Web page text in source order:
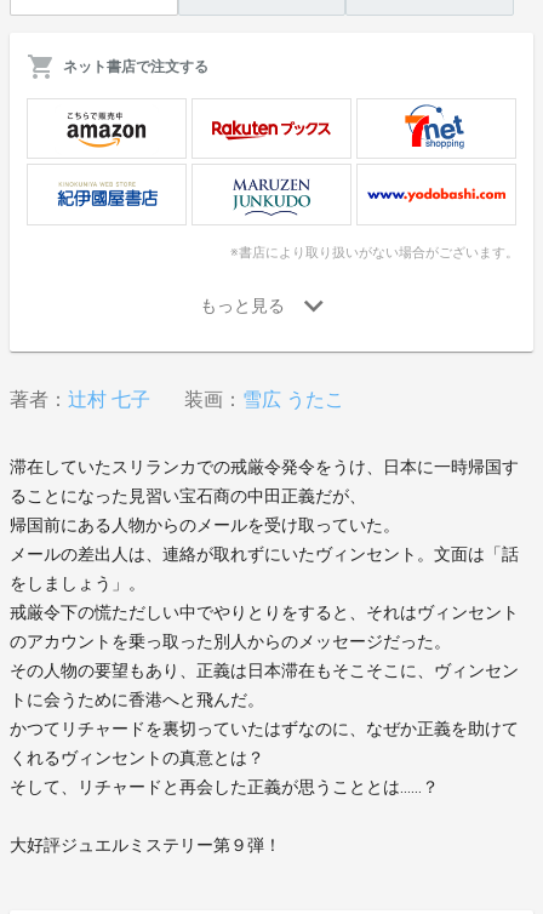
ネット書店で注文する
※書店により取り扱いがない場合がございます。
著者： 辻村 七子 装画： 雪広 うたこ
滞在していたスリランカでの戒厳令発令をうけ、日本に一時帰国す
ることになった見習い宝石商の中田正義だが、
帰国前にある人物からのメールを受け取っていた。
メールの差出人は、連絡が取れずにいたヴィンセント。文面は「話
をしましょう」。
戒厳令下の慌ただしい中でやりとりをすると、それはヴィンセント
のアカウントを乗っ取った別人からのメッセージだった。
その人物の要望もあり、正義は日本滞在もそこそこに、ヴィンセン
トに会うために香港へと飛んだ。
かつてリチャードを裏切っていたはずなのに、なぜか正義を助けて
くれるヴィンセントの真意とは？
そして、リチャードと再会した正義が思うこととは……？
大好評ジュエルミステリー第９弾！